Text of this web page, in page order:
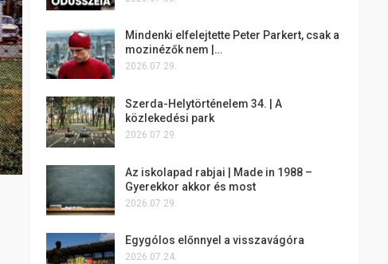
Mindenki elfelejtette Peter Parkert, csak a
mozinézők nem |…
2026.07.29.
Szerda-Helytörténelem 34. | A
közlekedési park
2026.07.29.
Az iskolapad rabjai | Made in 1988 –
Gyerekkor akkor és most
2026.07.29.
Egygólos előnnyel a visszavágóra
2026.07.24.